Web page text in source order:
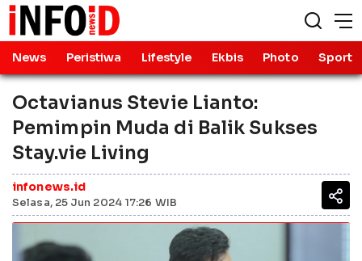
News Peristiwa Lifestyle Ekbis Photo Sport
Octavianus Stevie Lianto:
Pemimpin Muda di Balik Sukses
Stay.vie Living
infonews.id
Selasa, 25 Jun 2024 17:26 WIB